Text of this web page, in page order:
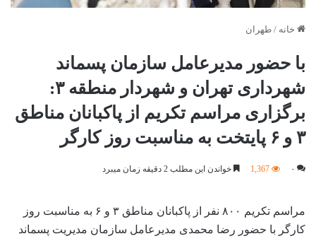
خانه / طهران
با حضور مدیرعامل سازمان پسماند
شهرداری تهران و شهردار منطقه ۳:
برگزاری مراسم تکریم از پاکبانان مناطق
۳ و ۶ پایتخت به مناسبت روز کارگر
۰ 1,367 خواندن این مطلب 2 دقیقه زمان میبرد
مراسم تکریم ۸۰۰ نفر از پاکبانان مناطق ۳ و ۶ به مناسبت روز
کارگر با حضور رضا محمدی مدیرعامل سازمان مدیریت پسماند